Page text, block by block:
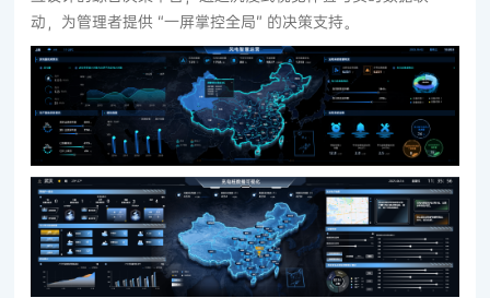
动，为管理者提供 “一屏掌控全局” 的决策支持。